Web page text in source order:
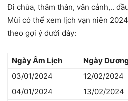
Đi chùa, thăm thân, vãn cảnh,..
Mùi có thể xem lịch vạn niên
theo gợi ý dưới đây:
Ngày Âm Lịch Ngày
03/01/2024
12/02/2024
04/01/2024
13/02/2024